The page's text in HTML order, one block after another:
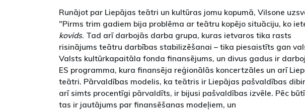
Runājot par Liepājas teātri un kultūras jomu kopumā, Vilsone
"Pirms trim gadiem bija problēma ar teātru kopējo situāciju, ko
kovids. Tad arī darbojās darba grupa, kuras ietvaros tika rasts
risinājums teātru darbības stabilizēšanai – tika piesaistīts gan
Valsts kultūrkapaitāla fonda finansējums, un divus gadus ir
ES programma, kura finansēja reģionālās koncertzāles un arī
teātri. Pārvaldības modelis, ka teātris ir Liepājas pašvaldības
arī simts procentīgi pārvaldīts, ir bijusi pašvaldības izvēle. Pēc
tas ir jautājums par finansēšanas modeļiem, un